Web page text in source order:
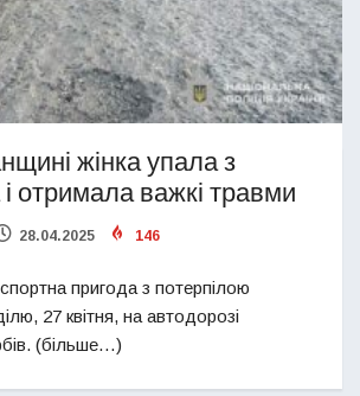
жінка упала з
отримала важкі травми
28.04.2025 146
пригода з потерпілою
27 квітня, на автодорозі
(більше…)